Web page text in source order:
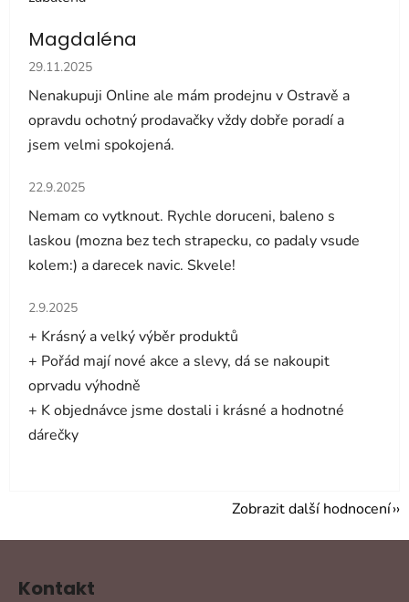
Magdaléna
Hodnocení obchodu je 5 z 5 hvězdiček.
29.11.2025
Nenakupuji Online ale mám prodejnu v Ostravě a
opravdu ochotný prodavačky vždy dobře poradí a
jsem velmi spokojená.
Hodnocení obchodu je 5 z 5 hvězdiček.
22.9.2025
Nemam co vytknout. Rychle doruceni, baleno s
laskou (mozna bez tech strapecku, co padaly vsude
kolem:) a darecek navic. Skvele!
Hodnocení obchodu je 5 z 5 hvězdiček.
2.9.2025
+ Krásný a velký výběr produktů
+ Pořád mají nové akce a slevy, dá se nakoupit
oprvadu výhodně
+ K objednávce jsme dostali i krásné a hodnotné
dárečky
Zobrazit další hodnocení
Z
Kontakt